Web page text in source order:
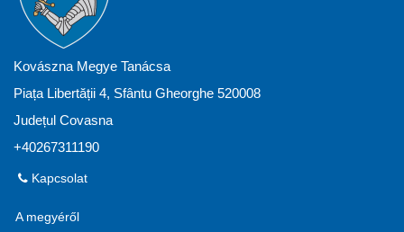
Kovászna Megye Tanácsa
Piața Libertății 4, Sfântu Gheorghe 520008
Județul Covasna
+40267311190
Kapcsolat
A megyéről